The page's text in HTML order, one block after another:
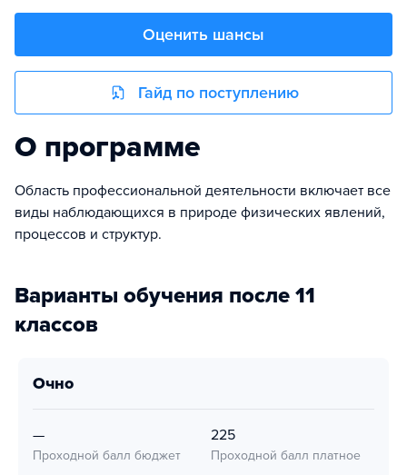
Оценить шансы
Гайд по поступлению
О программе
Область профессиональной деятельности включает все
виды наблюдающихся в природе физических явлений,
процессов и структур.
Варианты обучения после 11
классов
очно
—
Проходной балл бюджет
225
Проходной балл платное